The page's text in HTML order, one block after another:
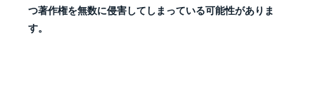
つ著作権を無数に侵害してしまっている可能性がありま
す。